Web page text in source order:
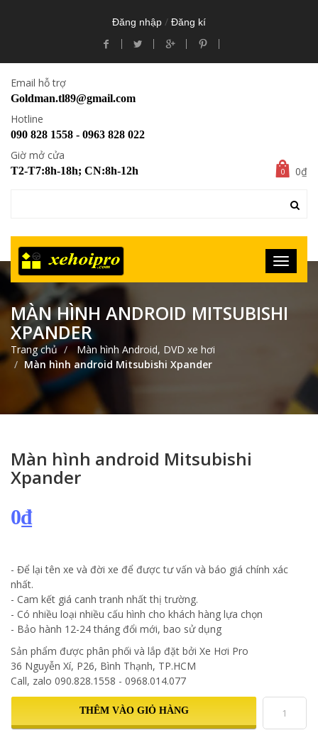
Đăng nhập / Đăng kí
Email hỗ trợ
Goldman.tl89@gmail.com
Hotline
090 828 1558 - 0963 828 022
Giờ mở cửa
T2-T7:8h-18h; CN:8h-12h 0 0₫
MÀN HÌNH ANDROID MITSUBISHI
XPANDER
Trang chủ
Màn hình Android, DVD xe hơi
Màn hình android Mitsubishi Xpander
Màn hình android Mitsubishi
Xpander
0₫
- Để lại tên xe và đời xe để được tư vấn và báo giá chính xác
nhất.
- Cam kết giá canh tranh nhất thị trường.
- Có nhiều loại nhiều cấu hình cho khách hàng lựa chọn
- Bảo hành 12-24 tháng đổi mới, bao sử dụng
Sản phẩm được phân phối và lắp đặt bởi Xe Hơi Pro
36 Nguyễn Xí, P26, Bình Thạnh, TP.HCM
Call, zalo 090.828.1558 - 0968.014.077
THÊM VÀO GIỎ HÀNG